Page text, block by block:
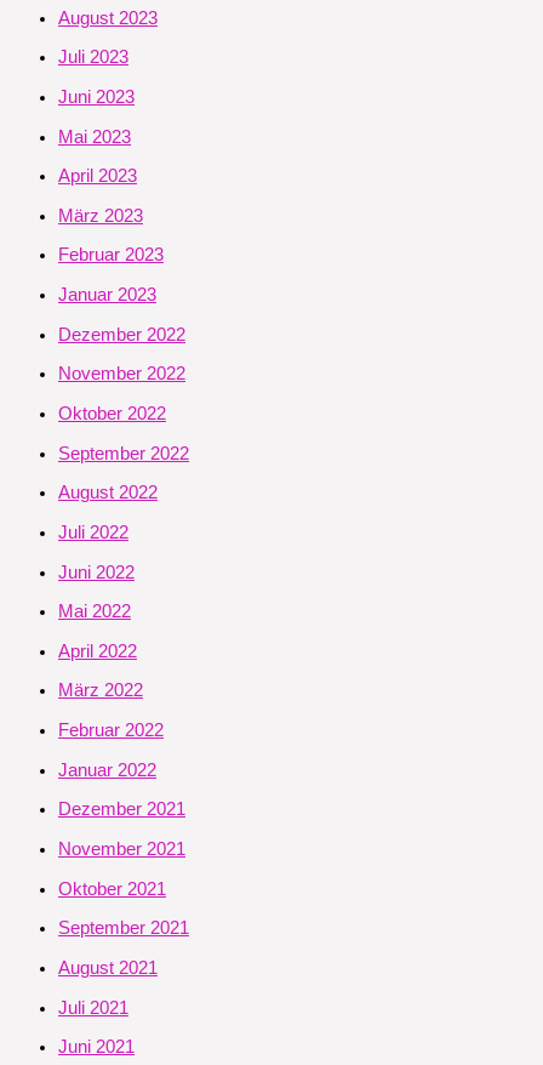
August 2023
Juli 2023
Juni 2023
Mai 2023
April 2023
März 2023
Februar 2023
Januar 2023
Dezember 2022
November 2022
Oktober 2022
September 2022
August 2022
Juli 2022
Juni 2022
Mai 2022
April 2022
März 2022
Februar 2022
Januar 2022
Dezember 2021
November 2021
Oktober 2021
September 2021
August 2021
Juli 2021
Juni 2021